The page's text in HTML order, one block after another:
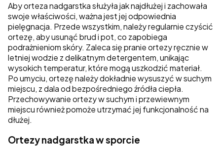
Aby orteza nadgarstka służyła jak najdłużej i zachowała
swoje właściwości, ważna jest jej odpowiednia
pielęgnacja. Przede wszystkim, należy regularnie czyścić
ortezę, aby usunąć brud i pot, co zapobiega
podrażnieniom skóry. Zaleca się pranie ortezy ręcznie w
letniej wodzie z delikatnym detergentem, unikając
wysokich temperatur, które mogą uszkodzić materiał.
Po umyciu, ortezę należy dokładnie wysuszyć w suchym
miejscu, z dala od bezpośredniego źródła ciepła.
Przechowywanie ortezy w suchym i przewiewnym
miejscu również pomoże utrzymać jej funkcjonalność na
dłużej.
Ortezy nadgarstka w sporcie